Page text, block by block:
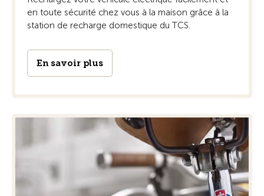
en toute sécurité chez vous à la maison grâce à la
station de recharge domestique du TCS.
En savoir plus